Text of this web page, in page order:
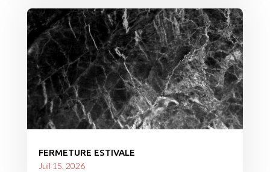
FERMETURE ESTIVALE
Juil 15, 2026